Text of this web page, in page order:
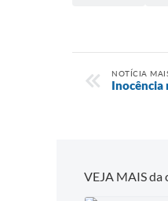
NOTÍCIA
Inocência
VEJA MAIS da